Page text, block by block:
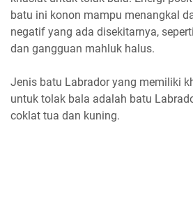
batu ini konon mampu menangkal
negatif yang ada disekitarnya,
dan gangguan mahluk halus.
Jenis batu Labrador yang memiliki
untuk tolak bala adalah batu
coklat tua dan kuning.